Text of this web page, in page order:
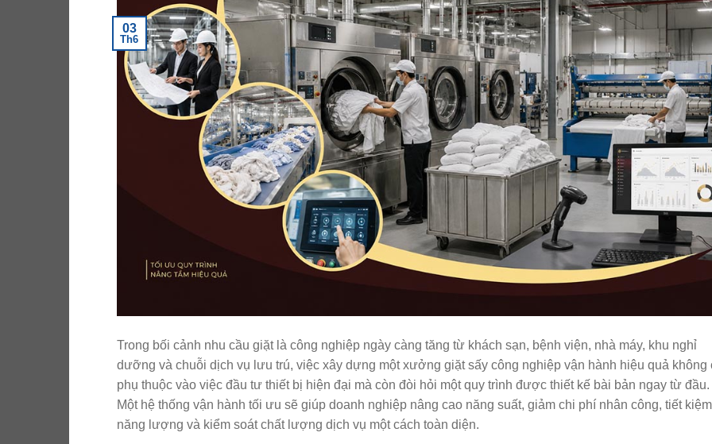
03
Th6
Trong bối cảnh nhu cầu giặt là công nghiệp ngày càng tăng từ khách sạn, bệnh viện, nhà máy, khu nghỉ
dưỡng và chuỗi dịch vụ lưu trú, việc xây dựng một xưởng giặt sấy công nghiệp vận hành hiệu quả không
phụ thuộc vào việc đầu tư thiết bị hiện đại mà còn đòi hỏi một quy trình được thiết kế bài bản ngay từ đầu.
Một hệ thống vận hành tối ưu sẽ giúp doanh nghiệp nâng cao năng suất, giảm chi phí nhân công, tiết kiệm
năng lượng và kiểm soát chất lượng dịch vụ một cách toàn diện.